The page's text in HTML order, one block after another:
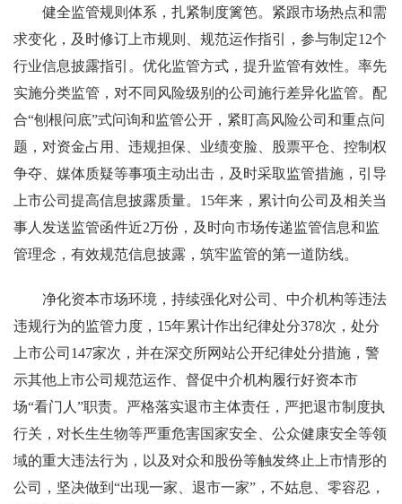
健全监管规则体系，扎紧制度篱笆。紧跟市场热点和需
求变化，及时修订上市规则、规范运作指引，参与制定12个
行业信息披露指引。优化监管方式，提升监管有效性。率先
实施分类监管，对不同风险级别的公司施行差异化监管。配
合“刨根问底”式问询和监管公开，紧盯高风险公司和重点问
题，对资金占用、违规担保、业绩变脸、股票平仓、控制权
争夺、媒体质疑等事项主动出击，及时采取监管措施，引导
上市公司提高信息披露质量。15年来，累计向公司及相关当
事人发送监管函件近2万份，及时向市场传递监管信息和监
管理念，有效规范信息披露，筑牢监管的第一道防线。
净化资本市场环境，持续强化对公司、中介机构等违法
违规行为的监管力度，15年累计作出纪律处分378次，处分
上市公司147家次，并在深交所网站公开纪律处分措施，警
示其他上市公司规范运作、督促中介机构履行好资本市
场“看门人”职责。严格落实退市主体责任，严把退市制度执
行关，对长生生物等严重危害国家安全、公众健康安全等领
域的重大违法行为，以及对众和股份等触发终止上市情形的
公司，坚决做到“出现一家、退市一家”，不姑息、零容忍，